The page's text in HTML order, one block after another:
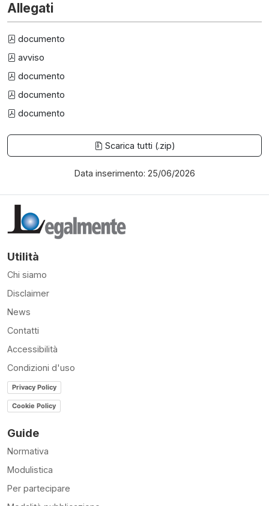
Allegati
documento
avviso
documento
documento
documento
Scarica tutti (.zip)
Data inserimento: 25/06/2026
Utilità
Chi siamo
Disclaimer
News
Contatti
Accessibilità
Condizioni d'uso
Privacy Policy
Cookie Policy
Guide
Normativa
Modulistica
Per partecipare